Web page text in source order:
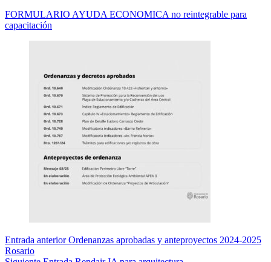
FORMULARIO AYUDA ECONOMICA no reintegrable para
capacitación
Entrada anteriorOrdenanzas aprobadas y anteproyectos 2024-2025
Rosario